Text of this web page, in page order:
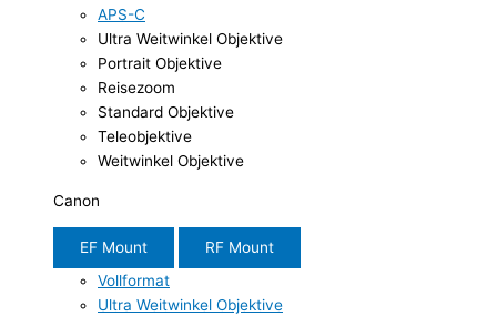
APS-C
Ultra Weitwinkel Objektive
Portrait Objektive
Reisezoom
Standard Objektive
Teleobjektive
Weitwinkel Objektive
Canon
EF Mount
RF Mount
Vollformat
Ultra Weitwinkel Objektive